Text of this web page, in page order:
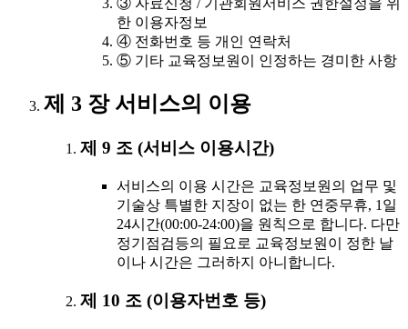
③ 자료신청 / 기관회원서비스 권한설정을 위
한 이용자정보
④ 전화번호 등 개인 연락처
⑤ 기타 교육정보원이 인정하는 경미한 사항
제 3 장 서비스의 이용
제 9 조 (서비스 이용시간)
서비스의 이용 시간은 교육정보원의 업무 및
기술상 특별한 지장이 없는 한 연중무휴, 1일
24시간(00:00-24:00)을 원칙으로 합니다. 다만
정기점검등의 필요로 교육정보원이 정한 날
이나 시간은 그러하지 아니합니다.
제 10 조 (이용자번호 등)